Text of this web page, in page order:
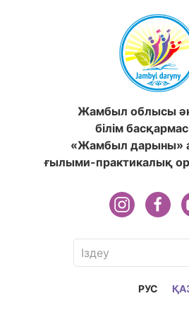
Жамбыл облысы
білім
«Жамбыл дарыны»
ғылыми-практикалық
РУС